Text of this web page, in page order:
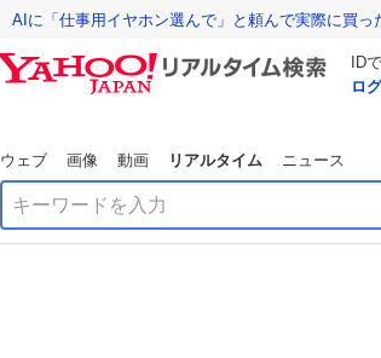
AIに「仕事用イヤホン選んで」と頼んで実際に買っ
ID
ロ
ウェブ 画像 動画 リアルタイム ニュース